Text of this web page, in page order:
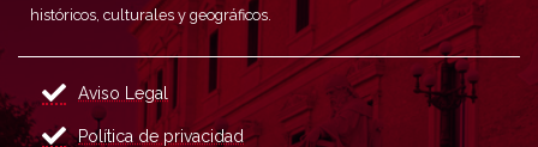
históricos, culturales y geográficos.
Aviso Legal
Política de privacidad